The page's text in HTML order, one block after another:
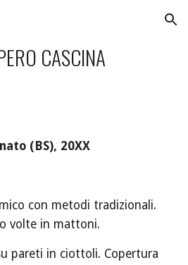
Skip to navigation
CASCINA
(BS), 20XX
con metodi tradizionali.
volte in mattoni.
pareti in ciottoli. Copertura